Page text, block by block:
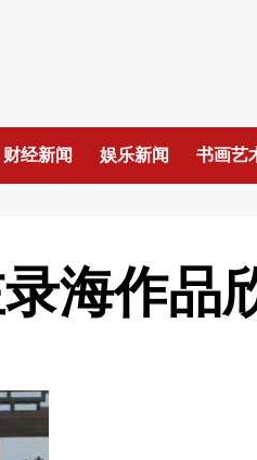
财经新闻 娱乐新闻 书画艺
海作品